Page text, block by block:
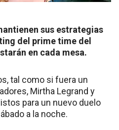
sus estrategias
del prime time del
en cada mesa.
tal como si fuera un
Mirtha Legrand y
para un nuevo duelo
a la noche.